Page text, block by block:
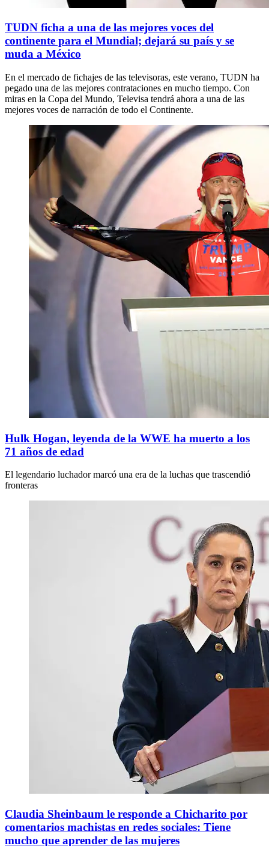
TUDN ficha a una de las mejores voces del
continente para el Mundial; dejará su país y se
muda a México
En el mercado de fichajes de las televisoras, este verano, TUDN ha
pegado una de las mejores contrataciones en mucho tiempo. Con
miras en la Copa del Mundo, Televisa tendrá ahora a una de las
mejores voces de narración de todo el Continente.
Hulk Hogan, leyenda de la WWE ha muerto a los
71 años de edad
El legendario luchador marcó una era de la luchas que trascendió
fronteras
Claudia Sheinbaum le responde a Chicharito por
comentarios machistas en redes sociales: Tiene
mucho que aprender de las mujeres